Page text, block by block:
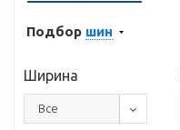
Подбор шин
Ширина
Все